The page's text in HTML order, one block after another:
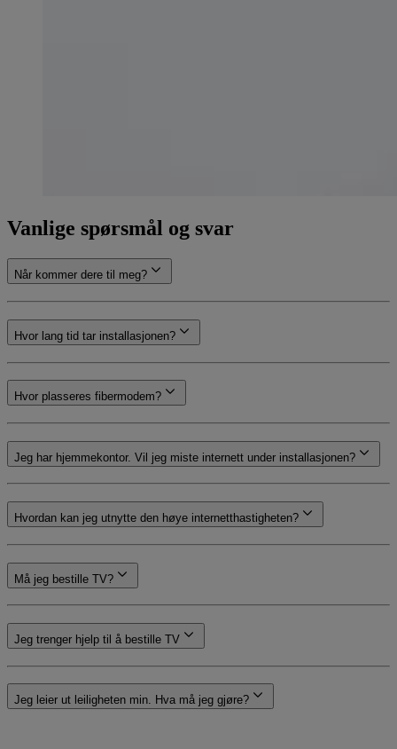
Vanlige spørsmål og svar
Når kommer dere til meg?
Hvor lang tid tar installasjonen?
Hvor plasseres fibermodem?
Jeg har hjemmekontor. Vil jeg miste internett under installasjonen?
Hvordan kan jeg utnytte den høye internetthastigheten?
Må jeg bestille TV?
Jeg trenger hjelp til å bestille TV
Jeg leier ut leiligheten min. Hva må jeg gjøre?